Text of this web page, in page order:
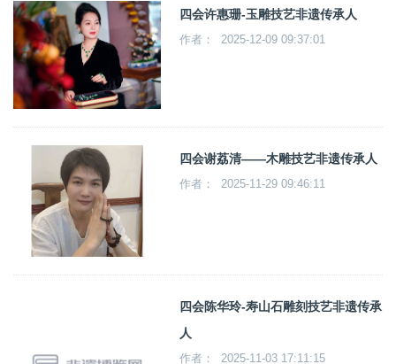
四会许惠珊-玉雕技艺非遗传承人
作者： 2025-12-09 09:37:01
四会谢荔清——木雕技艺非遗传承人
作者： 2025-11-29 09:46:11
四会陈华玲-寿山石雕刻技艺非遗传承
人
作者： 2025-11-03 17:11:15